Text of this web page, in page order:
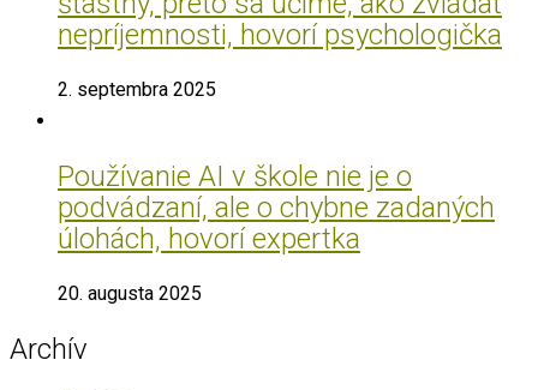
nepríjemnosti, hovorí psychologička
2. septembra 2025
Používanie AI v škole nie je o
podvádzaní, ale o chybne zadaných
úlohách, hovorí expertka
20. augusta 2025
Archív